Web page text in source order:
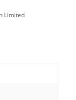
Limited